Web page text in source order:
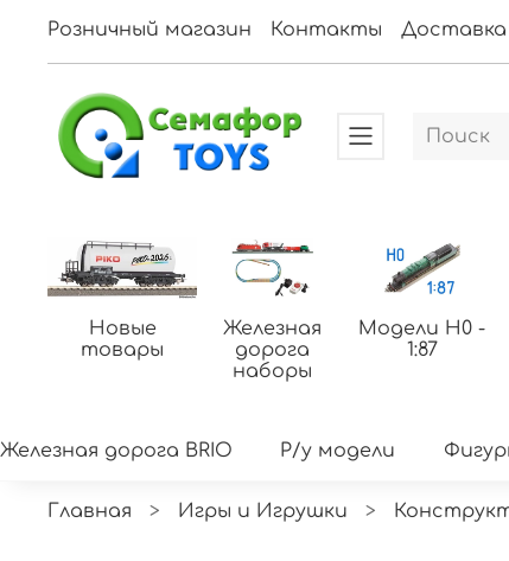
Розничный магазин Контакты Доставка
Новые
товары
Железная
дорога
наборы
Модели H0 -
1:87
Железная дорога BRIO Р/у модели
Главная Игры и Игрушки